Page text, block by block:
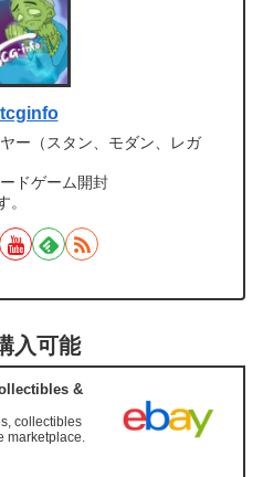
ー（スタン、モダン、レガ
ドゲーム開封
。
入可能
&
collectibles
marketplace.